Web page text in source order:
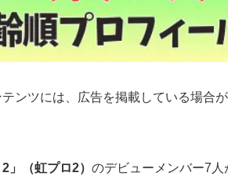
ンツには、広告を掲載している場合が
」（虹プロ2） のデビューメンバー7人